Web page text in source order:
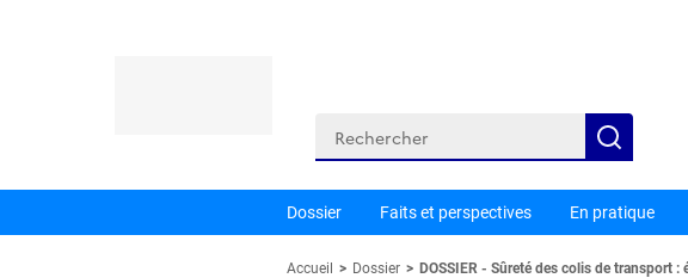
Rechercher
Dossier Faits et perspectives En pratique
Accueil Dossier DOSSIER - Sûreté des colis de transport :